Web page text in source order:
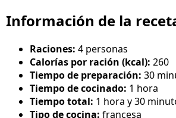
Información de la
Raciones: 4 personas
Calorías por ración (kcal): 260
Tiempo de preparación: 30
Tiempo de cocinado: 1 hora
Tiempo total: 1 hora y 30
Tipo de cocina: francesa